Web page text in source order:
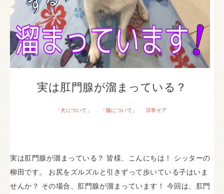
実は肛門腺が溜まっている？
「犬について」 · 「猫について」 · 日常ケア
実は肛門腺が溜まっている？ 皆様、こんにちは！ シッターの
柳田です。 お尻をズルズルと引きずって歩いている子はいま
せんか？ その場合、肛門腺が溜まっています！ 今回は、肛門